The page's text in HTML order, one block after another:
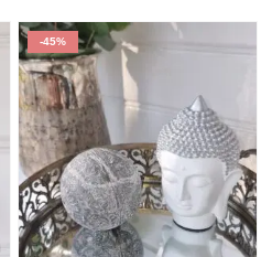
-45%